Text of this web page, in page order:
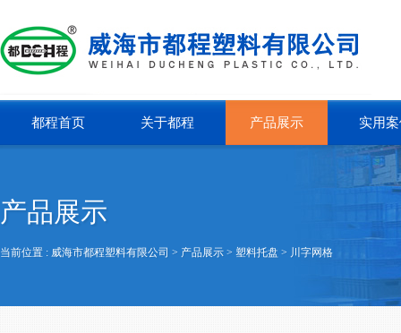
都程首页 关于都程 产品展示 实用
产品展示
当前位置 : 威海市都程塑料有限公司 > 产品展示 > 塑料托盘 > 川字网格